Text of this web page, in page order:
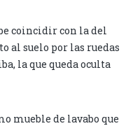
coincidir con la del
al suelo por las ruedas
la que queda oculta
mueble de lavabo que